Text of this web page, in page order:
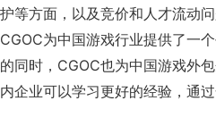
等方面，以及竞价和人才流动
为中国游戏行业提供了一
同时，CGOC也为中国游戏外
企业可以学习更好的经验，通